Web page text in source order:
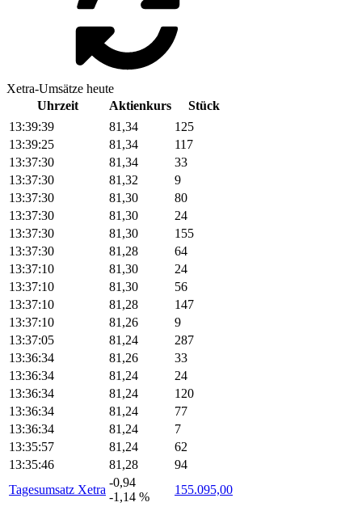
Xetra-Umsätze heute
Uhrzeit
Aktienkurs
Stück
13:39:39
81,34
125
13:39:25
81,34
117
13:37:30
81,34
33
13:37:30
81,32
9
13:37:30
81,30
80
13:37:30
81,30
24
13:37:30
81,30
155
13:37:30
81,28
64
13:37:10
81,30
24
13:37:10
81,30
56
13:37:10
81,28
147
13:37:10
81,26
9
13:37:05
81,24
287
13:36:34
81,26
33
13:36:34
81,24
24
13:36:34
81,24
120
13:36:34
81,24
77
13:36:34
81,24
7
13:35:57
81,24
62
13:35:46
81,28
94
Tagesumsatz Xetra
-0,94
-1,14 %
155.095,00